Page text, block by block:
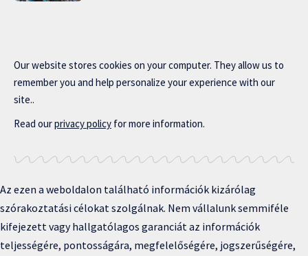
Our website stores cookies on your computer. They allow us to
remember you and help personalize your experience with our
site..
Read ourprivacy policy for more information.
Az ezen a weboldalon található információk kizárólag
szórakoztatási célokat szolgálnak. Nem vállalunk semmiféle
kifejezett vagy hallgatólagos garanciát az információk
teljességére, pontosságára, megfelelőségére, jogszerűségére,